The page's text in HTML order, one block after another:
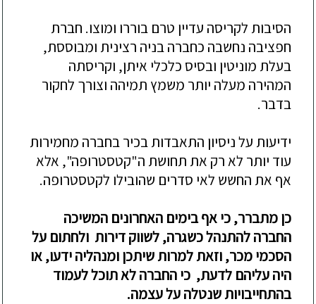
הסיבות לקריסה עדיין טרם בוררו ומוצו. חברת
חפציבה נחשבה כחברהבניה רצינית ומבוססת,
בעלת מוניטין ובסיס כלכלי איתן, וקריסתה
המהירה מעלה יותר משמץ תמיהה וצורך לחקור
בדבר.
ידיעות על ניסיון התאבדות בכיר בחברה מחמירות
עוד יותר לא רק את תחושת ה"קטסטרופה", אלא
אף את החשש לאי סדרים שהובילו לקטסטרופה.
כן מתברר, כי אף בימים האחרונים המשיכה
החברה להתנהל כשגרה, לשווק דירות ולחתום על
הסכמי מכר, וזאת למרות שיתכן ומנהליה ידעו, או
היה עליהם לדעת, כי החברה לא תוכל לעמוד
בהתחייבויות שנטלה על עצמה.